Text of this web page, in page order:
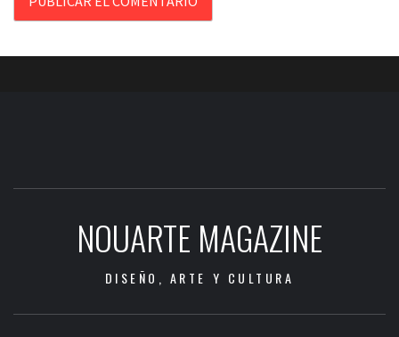
NOUARTE MAGAZINE
DISEÑO, ARTE Y CULTURA